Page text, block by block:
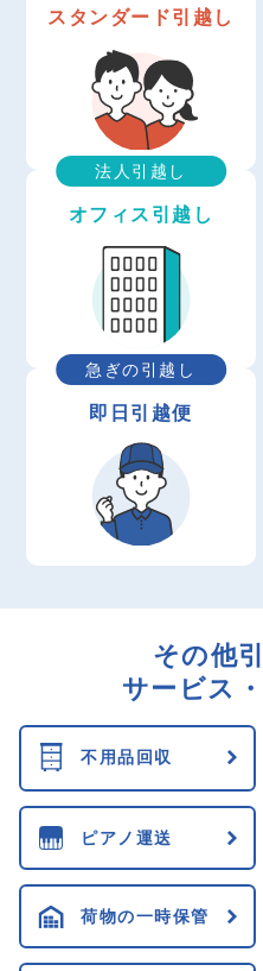
スタンダード引越し
法人引越し
オフィス引越し
急ぎの引越し
即日引越便
その他
サービス
不用品回収
ピアノ運送
荷物の一時保管